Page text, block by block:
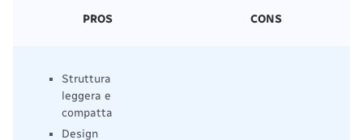
PROS CONS
Struttura
leggera e
compatta
Design